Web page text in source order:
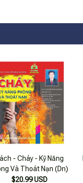
- Cháy - Kỹ Năng
Và Thoát Nạn (Dn)
$20.99 USD